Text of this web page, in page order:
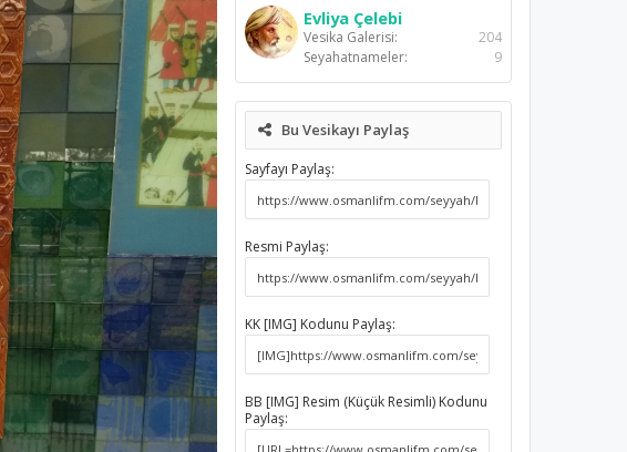
Evliya Çelebi
Vesika Galerisi:
204
Seyahatnameler:
9
Bu Vesikayı Paylaş
Sayfayı Paylaş:
Resmi Paylaş:
KK [IMG] Kodunu Paylaş:
BB [IMG] Resim (Küçük Resimli) Kodunu
Paylaş: